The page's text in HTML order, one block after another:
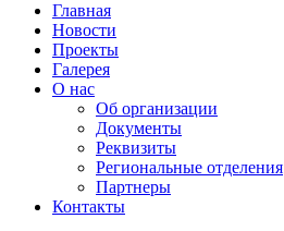
Главная
Новости
Проекты
Галерея
О нас
Об организации
Документы
Реквизиты
Региональные отделения
Партнеры
Контакты